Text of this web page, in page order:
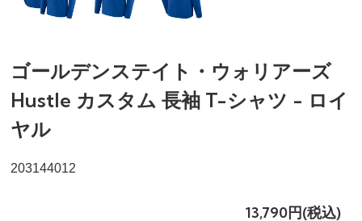
ゴールデンステイト・ウォリアーズ
Hustle カスタム 長袖 T-シャツ - ロイ
ヤル
203144012
13,790円(税込)